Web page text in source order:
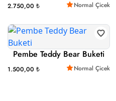
2.750,00 ₺ Normal Çicek
Pembe Teddy Bear Buketi
1.500,00 ₺ Normal Çicek